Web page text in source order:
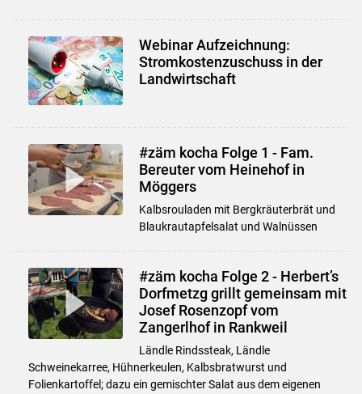
Webinar Aufzeichnung:
Stromkostenzuschuss in der
Landwirtschaft
#zäm kocha Folge 1 - Fam.
Bereuter vom Heinehof in
Möggers
Kalbsrouladen mit Bergkräuterbrät und
Blaukrautapfelsalat und Walnüssen
#zäm kocha Folge 2 - Herbert’s
Dorfmetzg grillt gemeinsam mit
Josef Rosenzopf vom
Zangerlhof in Rankweil
Ländle Rindssteak, Ländle
Schweinekarree, Hühnerkeulen, Kalbsbratwurst und
Folienkartoffel; dazu ein gemischter Salat aus dem eigenen